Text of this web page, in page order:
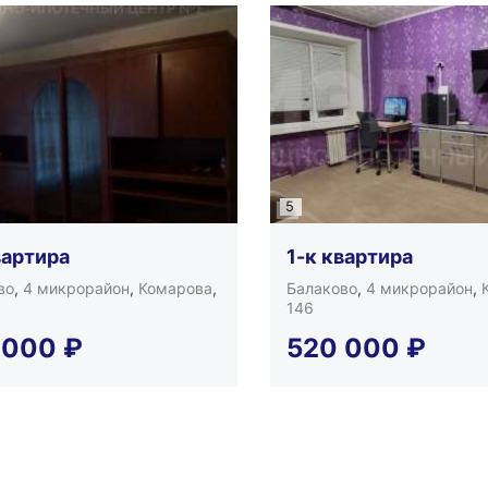
, 4 микрорайон, Комарова,
₽
5
1-к квартира
Балаково, 4 микрорайон,
146
520 000 ₽